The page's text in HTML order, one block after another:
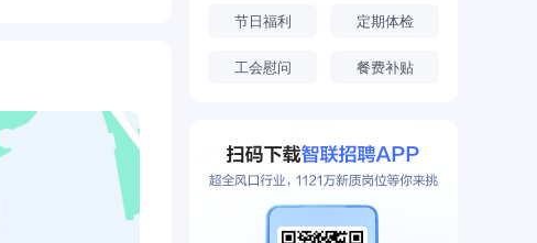
节日福利 定期体检
工会慰问 餐费补贴